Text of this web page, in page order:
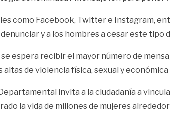
como Facebook, Twitter e Instagram,
y a los hombres a cesar este
espera recibir el mayor número de
de violencia física, sexual y
invita a la ciudadanía a
la vida de millones de mujeres